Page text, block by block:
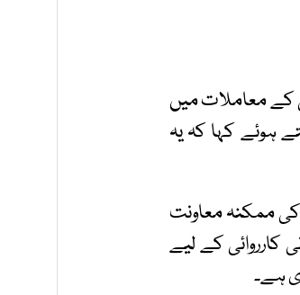
کے معاملات میں
ہوئے کہا کہ یہ
ممکنہ معاونت
کارروائی کے لیے
ہے۔